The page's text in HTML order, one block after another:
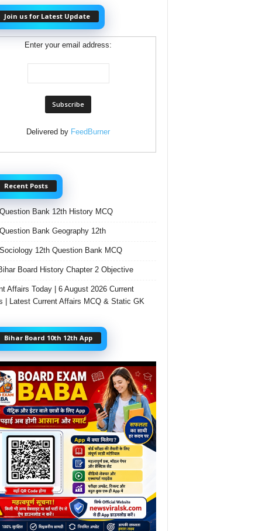
Join us for Latest Update
Enter your email address:
Delivered by FeedBurner
Recent Posts
Bank 12th History MCQ
Bank Geography 12th
12th Question Bank MCQ
Board History Chapter 2 Objective
Affairs Today | 6 August 2026 Current
| Latest Current Affairs MCQ & Static GK
Bihar Board 10th 12th App